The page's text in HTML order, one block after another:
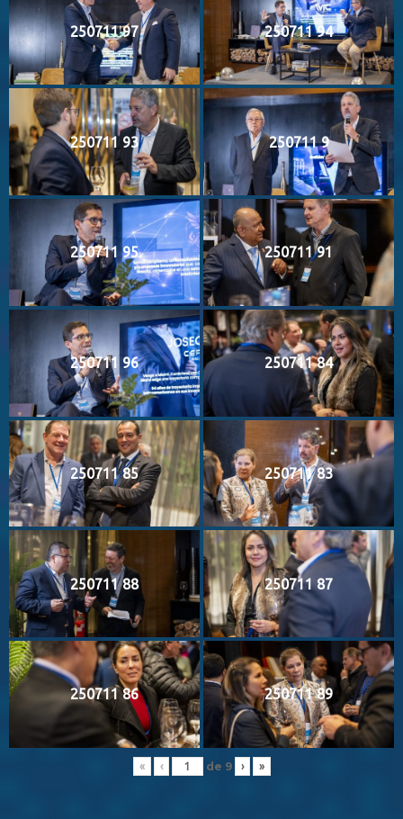
250711 97 250711 94
250711 93 250711 9
250711 95 250711 91
250711 96 250711 84
250711 85 250711 83
250711 88 250711 87
250711 86 250711 89
« ‹ de 9 › »